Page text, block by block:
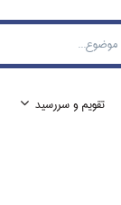
تقويم و سررسيد